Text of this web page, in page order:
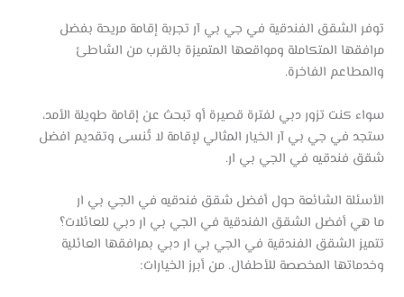
توفر الشقق الفندقية في جي بي آر تجربة إقامة مريحة بفضل
مرافقها المتكاملة ومواقعها المتميزة بالقرب من الشاطئ
والمطاعم الفاخرة.
سواء كنت تزور دبي لفترة قصيرة أو تبحث عن إقامة طويلة الأمد،
ستجد في جي بي آر الخيار المثالي لإقامة لا تُنسى وتقديم افضل
شقق فندقيه في الجي بي ار.
الأسئلة الشائعة حول أفضل شقق فندقيه في الجي بي ار
ما هي أفضل الشقق الفندقية في الجي بي ار دبي للعائلات؟
تتميز الشقق الفندقية في الجي بي ار دبي بمرافقها العائلية
وخدماتها المخصصة للأطفال. من أبرز الخيارات: